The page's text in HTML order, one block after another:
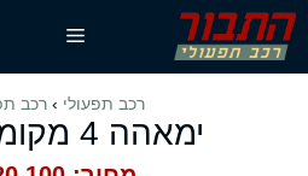
לדלג
לתוכן
תפריט
רכב תפעולי ›רכב
ימאהה 4 מקומות ישיבה